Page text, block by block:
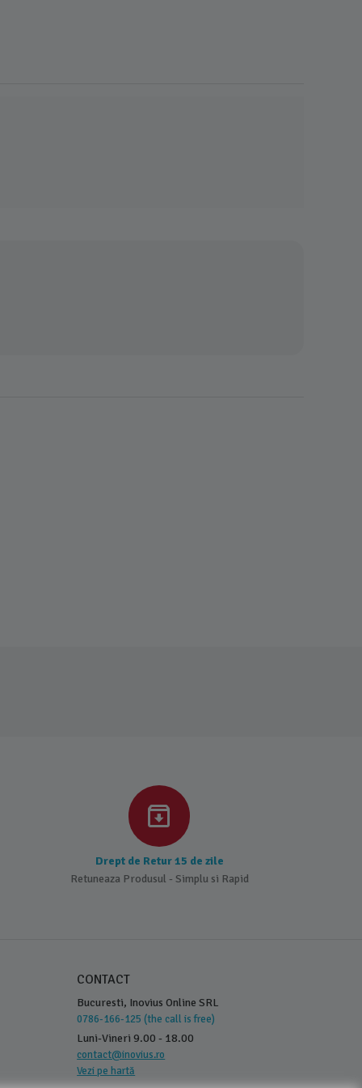
Drept de Retur 15 de zile
Retuneaza Produsul - Simplu si Rapid
CONTACT
Bucuresti, Inovius Online SRL
0786-166-125 (the call is free)
Luni-Vineri 9.00 - 18.00
contact@inovius.ro
Vezi pe hartă